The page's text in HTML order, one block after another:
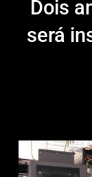
Dois
será